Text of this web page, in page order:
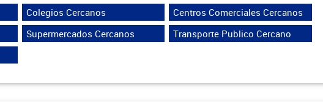
Colegios Cercanos
Centros Comerciales Cercanos
Supermercados Cercanos
Transporte Publico Cercano